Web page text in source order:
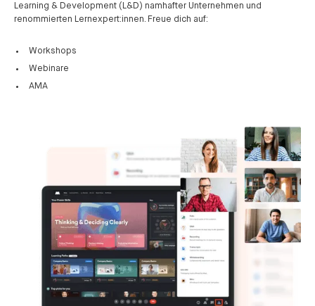
Learning & Development (L&D) namhafter Unternehmen und
renommierten Lernexpert:innen. Freue dich auf:
Workshops
Webinare
AMA